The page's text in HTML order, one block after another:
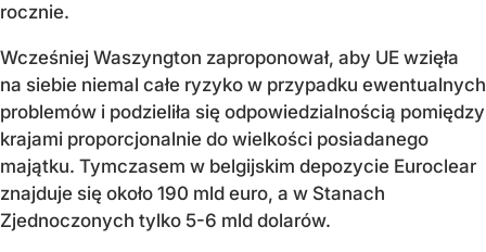
rocznie.
Wcześniej Waszyngton zaproponował, aby UE wzięła
na siebie niemal całe ryzyko w przypadku ewentualnych
problemów i podzieliła się odpowiedzialnością pomiędzy
krajami proporcjonalnie do wielkości posiadanego
majątku. Tymczasem w belgijskim depozycie Euroclear
znajduje się około 190 mld euro, a w Stanach
Zjednoczonych tylko 5-6 mld dolarów.